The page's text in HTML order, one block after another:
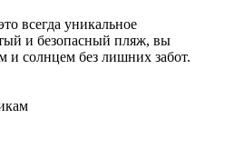
всегда уникальное
и безопасный пляж, вы
и солнцем без лишних забот.